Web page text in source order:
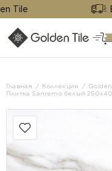
Главная Коллекции
Плитка Sanremo белый